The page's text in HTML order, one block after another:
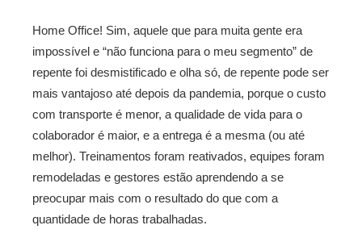
Home Office! Sim, aquele que para muita gente era
impossível e “não funciona para o meu segmento” de
repente foi desmistificado e olha só, de repente pode ser
mais vantajoso até depois da pandemia, porque o custo
com transporte é menor, a qualidade de vida para o
colaborador é maior, e a entrega é a mesma (ou até
melhor). Treinamentos foram reativados, equipes foram
remodeladas e gestores estão aprendendo a se
preocupar mais com o resultado do que com a
quantidade de horas trabalhadas.